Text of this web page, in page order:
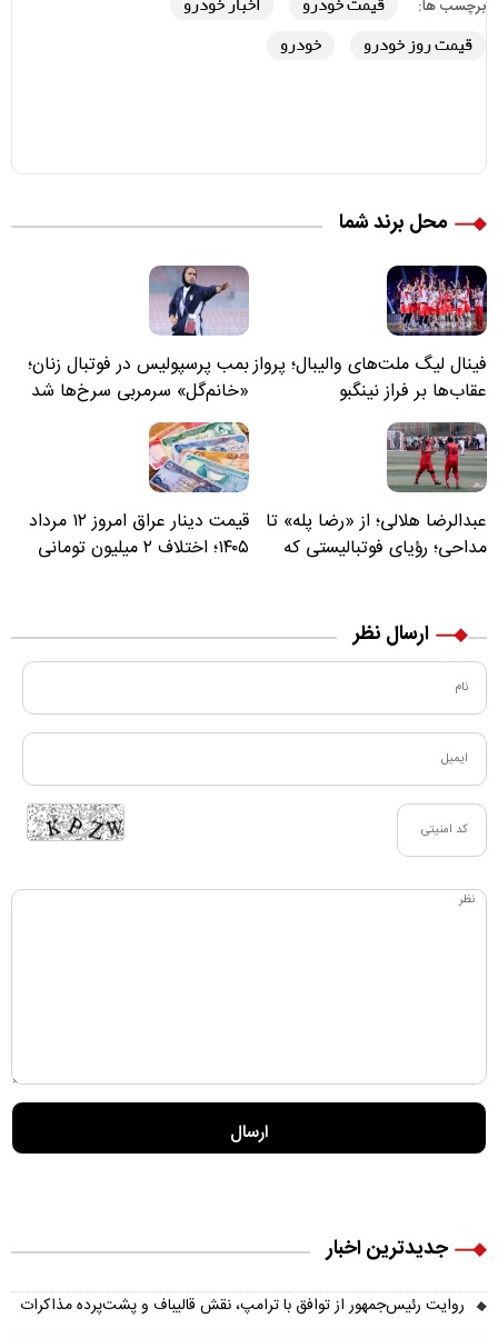
برچسب ها:
قیمت روز خودرو
خودرو
محل برند شما
فینال لیگ ملت‌های والیبال؛ پرواز
عقاب‌ها بر فراز نینگبو
بمب پرسپولیس در فوتبال زنان؛
«خانم‌گل» سرمربی سرخ‌ها شد
عبدالرضا هلالی؛ از «رضا پله» تا
مداحی؛ رؤیای فوتبالیستی که
قیمت دینار عراق امروز ۱۲ مرداد
۱۴۰۵؛ اختلاف ۲ میلیون تومانی
ارسال نظر
جدیدترین اخبار
روایت رئیس‌جمهور از توافق با ترامپ، نقش قالیباف و پشت‌پرده مذاکرات